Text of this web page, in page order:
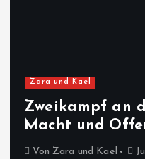
Zara und Kael
Zweikampf an
Macht und
Von Zara und Kael